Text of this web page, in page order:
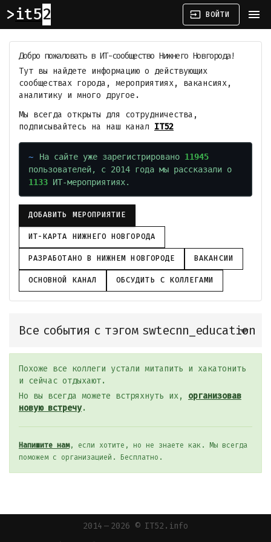
it52 input ВОЙТИ menu
Добро пожаловать в ИТ-сообщество Нижнего Новгорода!
Тут вы найдете информацию о действующих
сообществах города, мероприятиях, вакансиях,
аналитику и много другое.
Мы всегда открыты для сотрудничества,
подписывайтесь на наш канал IT52
На сайте уже зарегистрировано 11945
пользователей, с 2014 года мы рассказали о
1133 ИТ-мероприятиях.
ДОБАВИТЬ МЕРОПРИЯТИЕ
ИТ-КАРТА НИЖНЕГО НОВГОРОДА
РАЗРАБОТАНО В НИЖНЕМ НОВГОРОДЕ ВАКАНСИИ
ОСНОВНОЙ КАНАЛ ОБСУДИТЬ С КОЛЛЕГАМИ
Все события с тэгом swtecnn_education
Похоже все коллеги устали митапить и хакатонить
и сейчас отдыхают.
Но вы всегда можете встряхнуть их, организовав
новую встречу.
Напишите нам, если хотите, но не знаете как. Мы всегда
поможем с организацией. Бесплатно.
2014 — 2026 © IT52.info